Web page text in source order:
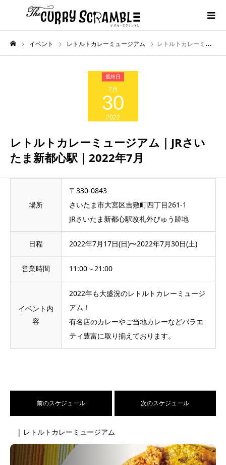
イベント レトルトカレーミュージアム レトルトカレーミュージアム｜JRさいたま新都心駅｜2022年7月
7月
30
2022
レトルトカレーミュージアム｜JRさい
たま新都心駅｜2022年7月
場所
〒330-0843
さいたま市大宮区吉敷町四丁目261-1
JRさいたま新都心駅改札外びゅう跡地
日程 2022年7月17日(日)〜2022年7月30日(土)
営業時間 11:00～21:00
イベント内
容
2022年も大盛況のレトルトカレーミュージ
アム！
有名店のカレーやご当地カレーなどバラエ
ティ豊富に取り揃えております。
前のスケジュール 次のスケジュール
| レトルトカレーミュージアム